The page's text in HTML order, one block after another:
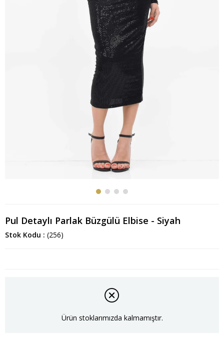
Pul Detaylı Parlak Büzgülü Elbise - Siyah
Stok Kodu (256)
Ürün stoklarımızda kalmamıştır.